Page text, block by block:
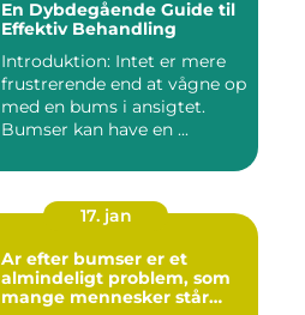
En Dybdegående Guide til
Effektiv Behandling
Introduktion: Intet er mere
frustrerende end at vågne op
med en bums i ansigtet.
Bumser kan have en ...
17. jan
Ar efter bumser er et
almindeligt problem, som
mange mennesker står